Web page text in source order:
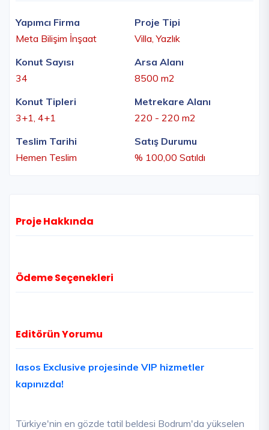
Yapımcı Firma
Meta Bilişim İnşaat
Proje Tipi
Villa, Yazlık
Konut Sayısı
34
Arsa Alanı
8500 m2
Konut Tipleri
3+1, 4+1
Metrekare Alanı
220 - 220 m2
Teslim Tarihi
Hemen Teslim
Satış Durumu
% 100,00 Satıldı
Proje Hakkında
Ödeme Seçenekleri
Editörün Yorumu
Iasos Exclusive projesinde VIP hizmetler
kapınızda!
Türkiye'nin en gözde tatil beldesi Bodrum'da yükselen